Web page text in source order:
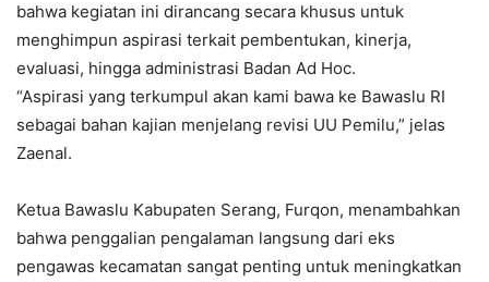
bahwa kegiatan ini dirancang secara khusus untuk
menghimpun aspirasi terkait pembentukan, kinerja,
evaluasi, hingga administrasi Badan Ad Hoc.
“Aspirasi yang terkumpul akan kami bawa ke Bawaslu RI
sebagai bahan kajian menjelang revisi UU Pemilu,” jelas
Zaenal.
Ketua Bawaslu Kabupaten Serang, Furqon, menambahkan
bahwa penggalian pengalaman langsung dari eks
pengawas kecamatan sangat penting untuk meningkatkan